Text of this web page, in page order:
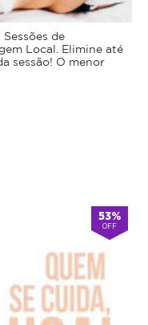
de
Local. Elimine até
sessão! O menor
53%
OFF